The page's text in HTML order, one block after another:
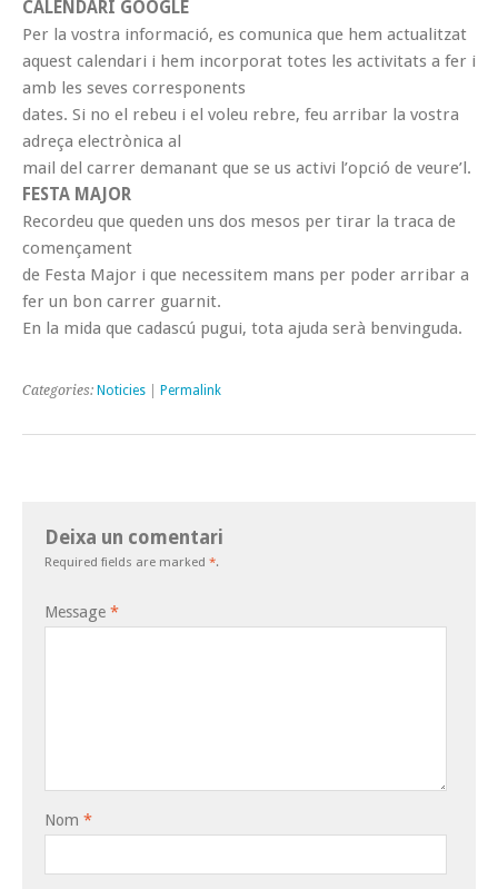
CALENDARI GOOGLE
Per la vostra informació, es comunica que hem actualitzat
aquest calendari i hem incorporat totes les activitats a fer i
amb les seves corresponents
dates. Si no el rebeu i el voleu rebre, feu arribar la vostra
adreça electrònica al
mail del carrer demanant que se us activi l’opció de veure’l.
FESTA MAJOR
Recordeu que queden uns dos mesos per tirar la traca de
començament
de Festa Major i que necessitem mans per poder arribar a
fer un bon carrer guarnit.
En la mida que cadascú pugui, tota ajuda serà benvinguda.
Categories: Noticies Permalink
Deixa un comentari
Required fields are marked *.
Message *
Nom *